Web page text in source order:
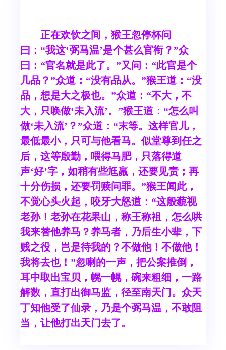
正在欢饮之间，猴王忽停杯问
曰：“我这‘弼马温’是个甚么官衔？”众
曰：“官名就是此了。”又问：“此官是个
几品？”众道：“没有品从。”猴王道：“没
品，想是大之极也。”众道：“不大，不
大，只唤做‘未入流’。”猴王道：“怎么叫
做‘未入流’？”众道：“末等。这样官儿，
最低最小，只可与他看马。似堂尊到任之
后，这等殷勤，喂得马肥，只落得道
声‘好’字，如稍有些尪羸，还要见责；再
十分伤损，还要罚赎问罪。”猴王闻此，
不觉心头火起，咬牙大怒道：“这般藐视
老孙！老孙在花果山，称王称祖，怎么哄
我来替他养马？养马者，乃后生小辈，下
贱之役，岂是待我的？不做他！不做他！
我将去也！”忽喇的一声，把公案推倒，
耳中取出宝贝，幌一幌，碗来粗细，一路
解数，直打出御马监，径至南天门。众天
丁知他受了仙录，乃是个弼马温，不敢阻
当，让他打出天门去了。